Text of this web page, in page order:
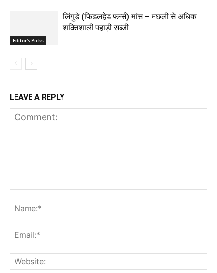
Editor's Picks
लिंगुड़े (फिडलहेड फर्न्स) मांस – मछली से अधिक
शक्तिशाली पहाड़ी सब्जी
LEAVE A REPLY